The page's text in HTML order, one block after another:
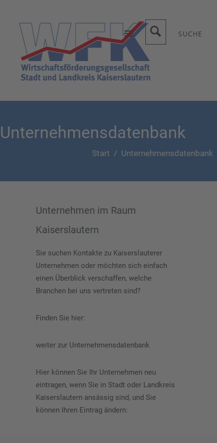
SUCHE
Unternehmensdatenbank
Start / Unternehmensdatenbank
Unternehmen im Raum
Kaiserslautern
Sie suchen Kontakte zu Kaiserslauterer
Unternehmen oder möchten sich einfach
einen Überblick verschaffen, welche
Branchen bei uns vertreten sind?
Finden Sie hier:
weiter zur Unternehmensdatenbank
Hier können Sie Ihr Unternehmen neu
eintragen, wenn Sie in Stadt oder Landkreis
Kaiserslautern ansässig sind, und Sie
können Ihren Eintrag ändern: